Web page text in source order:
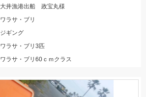
大井漁港出船 政宝丸様
ワラサ・ブリ
ジギング
ワラサ・ブリ3匹
ワラサ・ブリ60ｃｍクラス